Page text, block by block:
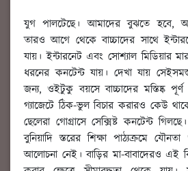
যুগ পালটেছে। আমাদের বুঝতে হবে,
তারও আগে থেকে বাচ্চাদের সাথে
যায়। ইন্টারনেট এবং সোশ্যাল মিডিয়ার
ধরনের কনটেন্ট যায়। দেখা যায়
জন্য, ওইটুকু বয়সে বাচ্চাদের মস্তিষ্ক
গ্যাজেটে ঠিক-ভুল বিচার করারও কেউ
ছেলেরা গোগ্রাসে সেক্সিষ্ট কনটেন্ট
বুনিয়াদি স্তরের শিক্ষা পাঠ্যক্রমে
আলোচনা নেই। বাড়ির মা-বাবাদেরও এই